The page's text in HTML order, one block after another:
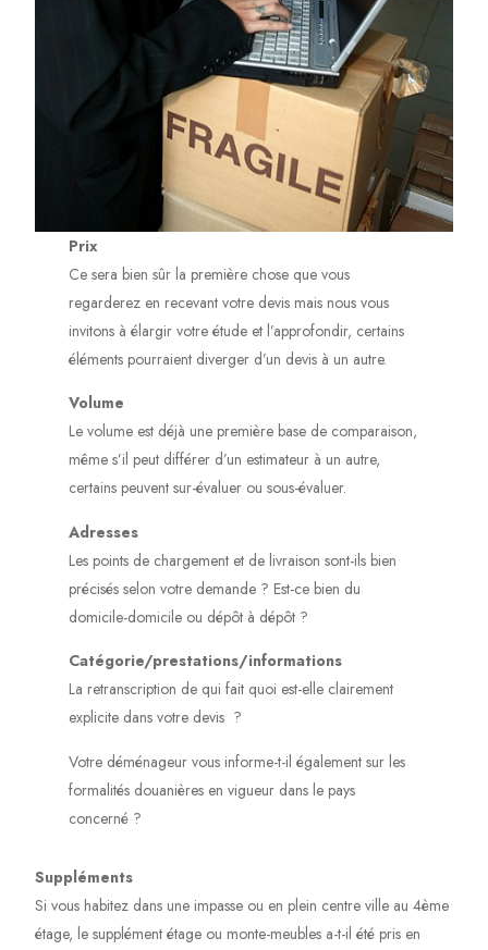
Prix
Ce sera bien sûr la première chose que vous
regarderez en recevant votre devis mais nous vous
invitons à élargir votre étude et l’approfondir, certains
éléments pourraient diverger d’un devis à un autre.
Volume
Le volume est déjà une première base de comparaison,
même s’il peut différer d’un estimateur à un autre,
certains peuvent sur-évaluer ou sous-évaluer.
Adresses
Les points de chargement et de livraison sont-ils bien
précisés selon votre demande ? Est-ce bien du
domicile-domicile ou dépôt à dépôt ?
Catégorie/prestations/informations
La retranscription de qui fait quoi est-elle clairement
explicite dans votre devis ?
Votre déménageur vous informe-t-il également sur les
formalités douanières en vigueur dans le pays
concerné ?
Suppléments
Si vous habitez dans une impasse ou en plein centre ville au 4ème
étage, le supplément étage ou monte-meubles a-t-il été pris en